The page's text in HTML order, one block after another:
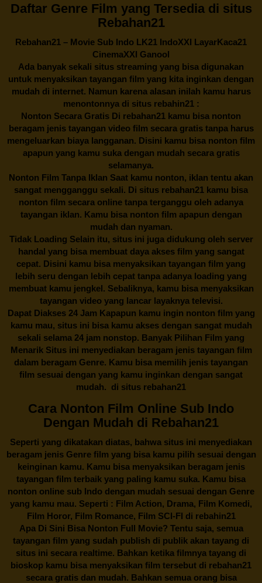
Daftar Genre Film yang Tersedia di situs
Rebahan21
Rebahan21 – Movie Sub Indo LK21 IndoXXI LayarKaca21
CinemaXXI Ganool
Ada banyak sekali situs streaming yang bisa digunakan
untuk menyaksikan tayangan film yang kita inginkan dengan
mudah di internet. Namun karena alasan inilah kamu harus
menontonnya di situs rebahin21 :
Nonton Secara Gratis Di rebahan21 kamu bisa nonton
beragam jenis tayangan video film secara gratis tanpa harus
mengeluarkan biaya langganan. Disini kamu bisa nonton film
apapun yang kamu suka dengan mudah secara gratis
selamanya.
Nonton Film Tanpa Iklan Saat kamu nonton, iklan tentu akan
sangat mengganggu sekali. Di situs rebahan21 kamu bisa
nonton film secara online tanpa terganggu oleh adanya
tayangan iklan. Kamu bisa nonton film apapun dengan
mudah dan nyaman.
Tidak Loading Selain itu, situs ini juga didukung oleh server
handal yang bisa membuat daya akses film yang sangat
cepat. Disini kamu bisa menyaksikan tayangan film yang
lebih seru dengan lebih cepat tanpa adanya loading yang
membuat kamu jengkel. Sebaliknya, kamu bisa menyaksikan
tayangan video yang lancar layaknya televisi.
Dapat Diakses 24 Jam Kapapun kamu ingin nonton film yang
kamu mau, situs ini bisa kamu akses dengan sangat mudah
sekali selama 24 jam nonstop. Banyak Pilihan Film yang
Menarik Situs ini menyediakan beragam jenis tayangan film
dalam beragam Genre. Kamu bisa memilih jenis tayangan
film sesuai dengan yang kamu inginkan dengan sangat
mudah. di situs rebahan21
Cara Nonton Film Online Sub Indo
Dengan Mudah di Rebahan21
Seperti yang dikatakan diatas, bahwa situs ini menyediakan
beragam jenis Genre film yang bisa kamu pilih sesuai dengan
keinginan kamu. Kamu bisa menyaksikan beragam jenis
tayangan film terbaik yang paling kamu suka. Kamu bisa
nonton online sub Indo dengan mudah sesuai dengan Genre
yang kamu mau. Seperti : Film Action, Drama, Film Komedi,
Film Horor, Film Romance, Film SCI-FI di rebahin21
Apa Di Sini Bisa Nonton Full Movie? Tentu saja, semua
tayangan film yang sudah publish di publik akan tayang di
situs ini secara realtime. Bahkan ketika filmnya tayang di
bioskop kamu bisa menyaksikan film tersebut di rebahan21
secara gratis dan mudah. Bahkan semua orang bisa